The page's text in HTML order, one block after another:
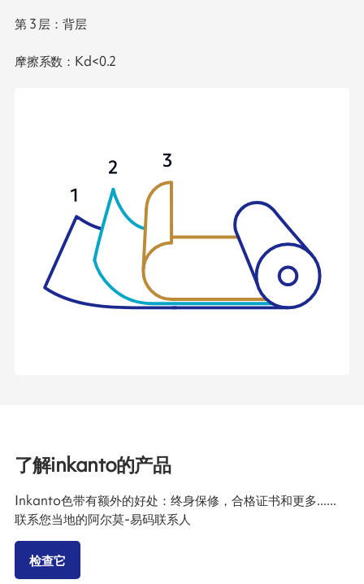
第 3 层：背层
摩擦系数：Kd<0.2
了解inkanto的产品
Inkanto色带有额外的好处：终身保修，合格证书和更多......
联系您当地的阿尔莫-易码联系人
检查它